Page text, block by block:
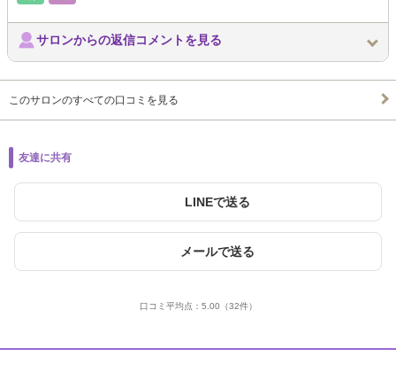
サロンからの返信コメントを見る
このサロンのすべての口コミを見る
友達に共有
LINEで送る
メールで送る
口コミ平均点： 5.00 （32件）